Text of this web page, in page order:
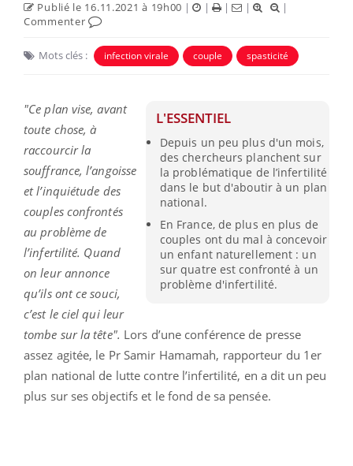
Publié le 16.11.2021 à 19h00 | | | |
|
Commenter
Mots clés : infection virale couple spasticité
L'ESSENTIEL
Depuis un peu plus d'un mois,
des chercheurs planchent sur
la problématique de l’infertilité
dans le but d'aboutir à un plan
national.
En France, de plus en plus de
couples ont du mal à concevoir
un enfant naturellement : un
sur quatre est confronté à un
problème d'infertilité.
"Ce plan vise, avant
toute chose, à
raccourcir la
souffrance, l’angoisse
et l’inquiétude des
couples confrontés
au problème de
l’infertilité. Quand
on leur annonce
qu’ils ont ce souci,
c’est le ciel qui leur
tombe sur la tête". Lors d’une conférence de presse
assez agitée, le Pr Samir Hamamah, rapporteur du 1er
plan national de lutte contre l’infertilité, en a dit un peu
plus sur ses objectifs et le fond de sa pensée.